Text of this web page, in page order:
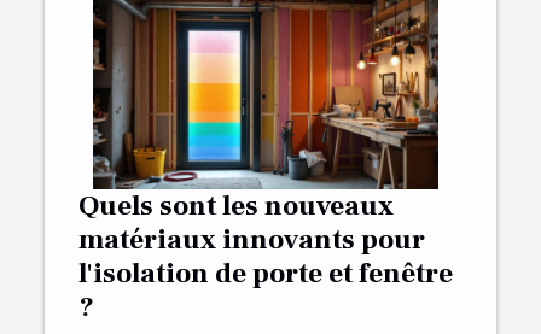
Quels sont les nouveaux
matériaux innovants pour
l'isolation de porte et fenêtre
?